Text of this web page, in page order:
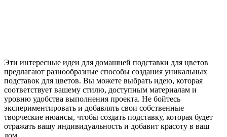
Эти интересные идеи для домашней подставки для цветов
предлагают разнообразные способы создания уникальных
подставок для цветов. Вы можете выбрать идею, которая
соответствует вашему стилю, доступным материалам и
уровню удобства выполнения проекта. Не бойтесь
экспериментировать и добавлять свои собственные
творческие нюансы, чтобы создать подставку, которая будет
отражать вашу индивидуальность и добавит красоту в ваш
дом.